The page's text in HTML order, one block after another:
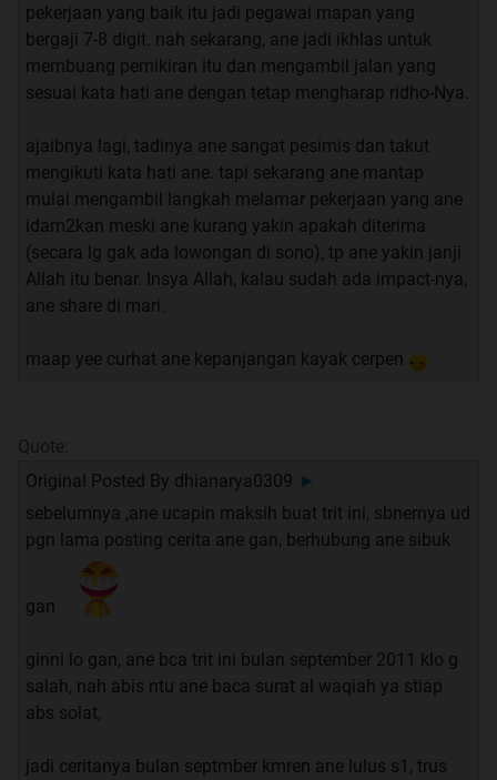
pekerjaan yang baik itu jadi pegawai mapan yang
bergaji 7-8 digit. nah sekarang, ane jadi ikhlas untuk
membuang pemikiran itu dan mengambil jalan yang
sesuai kata hati ane dengan tetap mengharap ridho-Nya.
ajaibnya lagi, tadinya ane sangat pesimis dan takut
mengikuti kata hati ane. tapi sekarang ane mantap
mulai mengambil langkah melamar pekerjaan yang ane
idam2kan meski ane kurang yakin apakah diterima
(secara lg gak ada lowongan di sono), tp ane yakin janji
Allah itu benar. Insya Allah, kalau sudah ada impact-nya,
ane share di mari.
maap yee curhat ane kepanjangan kayak cerpen
Quote:
Original Posted By dhianarya0309 ►
sebelumnya ,ane ucapin maksih buat trit ini, sbnernya ud
pgn lama posting cerita ane gan, berhubung ane sibuk
gan
ginni lo gan, ane bca trit ini bulan september 2011 klo g
salah, nah abis ntu ane baca surat al waqiah ya stiap
abs solat,
jadi ceritanya bulan septmber kmren ane lulus s1, trus